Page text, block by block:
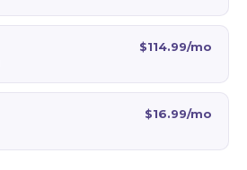
$114.99/mo
$16.99/mo